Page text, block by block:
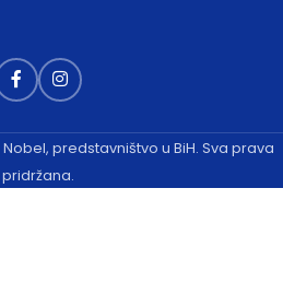
predstavništvo u BiH. Sva prava
pridržana.